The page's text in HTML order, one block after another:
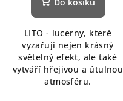
Do košíku
LITO - lucerny, které
vyzařují nejen krásný
světelný efekt, ale také
vytváří hřejivou a útulnou
atmosféru.